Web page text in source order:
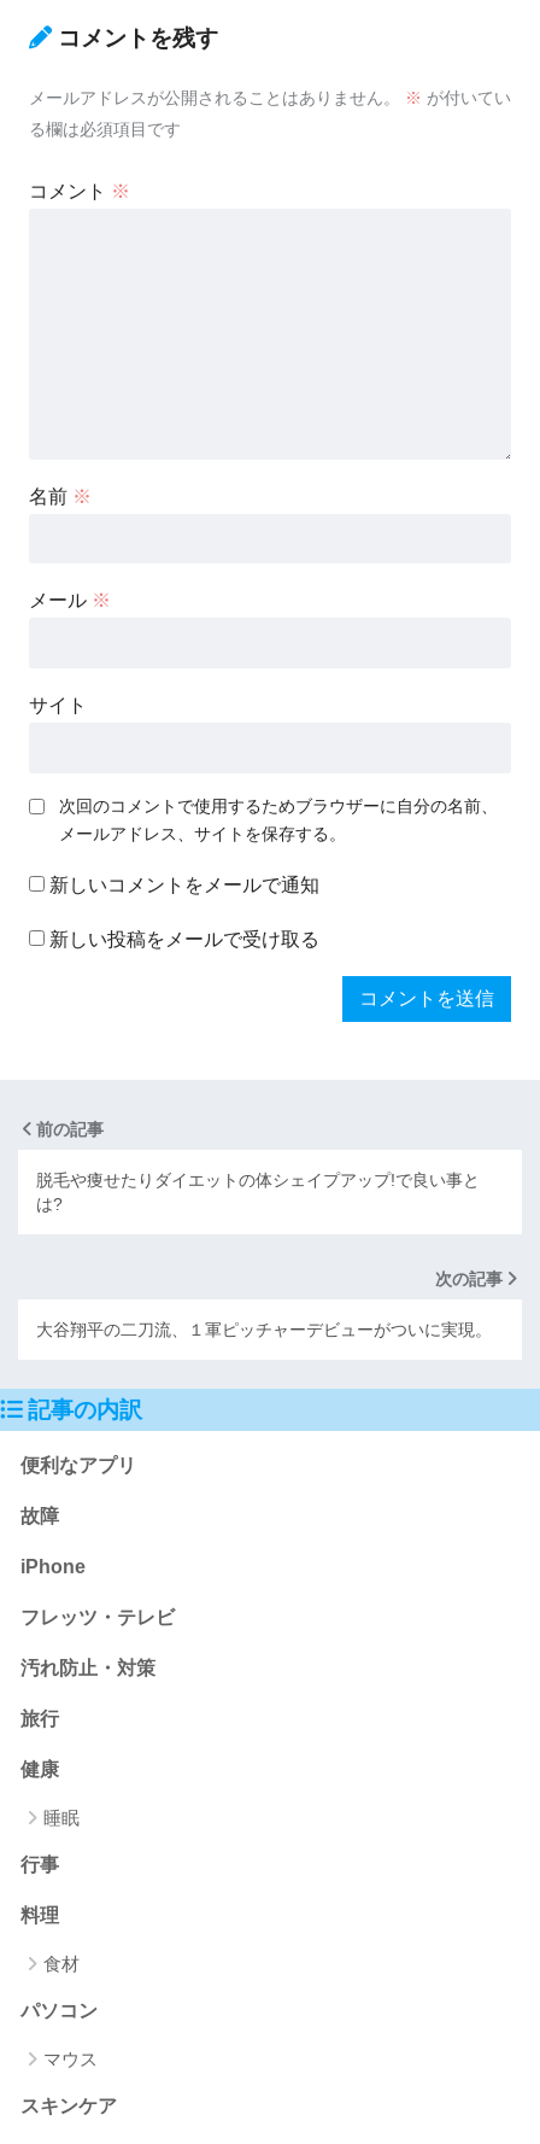
コメントを残す
メールアドレスが公開されることはありません。 ※ が付いてい
る欄は必須項目です
コメント ※
名前 ※
メール ※
サイト
次回のコメントで使用するためブラウザーに自分の名前、
メールアドレス、サイトを保存する。
新しいコメントをメールで通知
新しい投稿をメールで受け取る
前の記事
脱毛や痩せたりダイエットの体シェイプアップ!で良い事と
は?
次の記事
大谷翔平の二刀流、１軍ピッチャーデビューがついに実現。
記事の内訳
便利なアプリ
故障
iPhone
フレッツ・テレビ
汚れ防止・対策
旅行
健康
睡眠
行事
料理
食材
パソコン
マウス
スキンケア